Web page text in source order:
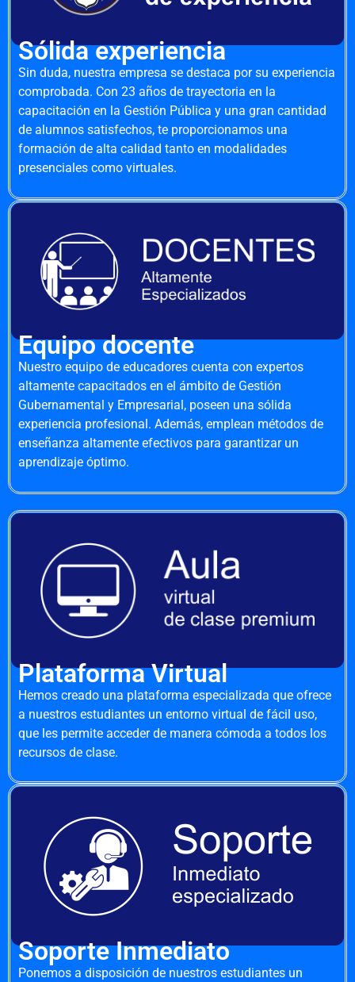
Sólida experiencia
Sin duda, nuestra empresa se destaca por su experiencia
comprobada. Con 23 años de trayectoria en la
capacitación en la Gestión Pública y una gran cantidad
de alumnos satisfechos, te proporcionamos una
formación de alta calidad tanto en modalidades
presenciales como virtuales.
Equipo docente
Nuestro equipo de educadores cuenta con expertos
altamente capacitados en el ámbito de Gestión
Gubernamental y Empresarial, poseen una sólida
experiencia profesional. Además, emplean métodos de
enseñanza altamente efectivos para garantizar un
aprendizaje óptimo.
Plataforma Virtual
Hemos creado una plataforma especializada que ofrece
a nuestros estudiantes un entorno virtual de fácil uso,
que les permite acceder de manera cómoda a todos los
recursos de clase.
Soporte Inmediato
Ponemos a disposición de nuestros estudiantes un